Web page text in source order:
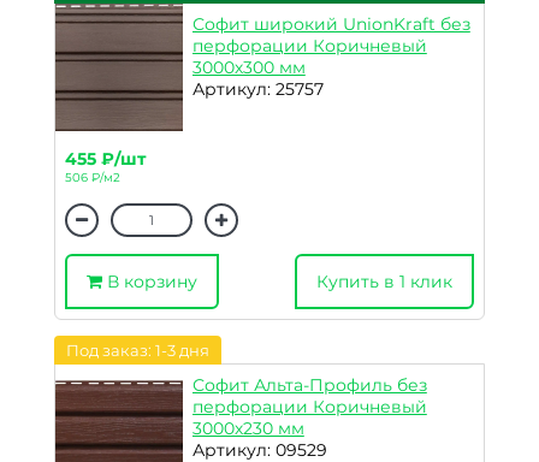
Софит широкий UnionKraft без
перфорации Коричневый
3000х300 мм
Артикул: 25757
455 ₽/шт
506 ₽/м2
В корзину Купить в 1 клик
Под заказ: 1-3 дня
Софит Альта-Профиль без
перфорации Коричневый
3000х230 мм
Артикул: 09529